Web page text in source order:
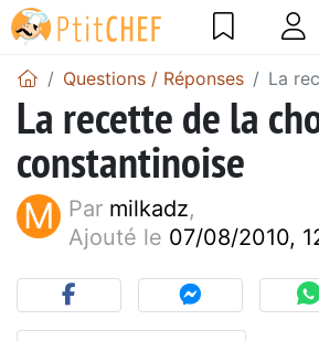
Questions / Réponses La
La recette de la
constantinoise
M Par milkadz,
Ajouté le 07/08/2010,